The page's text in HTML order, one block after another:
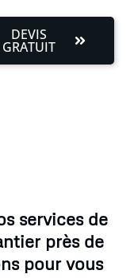
DEVIS
GRATUIT
services de
près de
pour vous